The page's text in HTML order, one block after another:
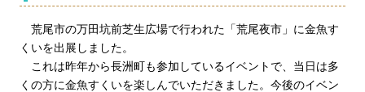
荒尾市の万田坑前芝生広場で行われた「荒尾夜市」に金魚す
くいを出展しました。
これは昨年から長洲町も参加しているイベントで、当日は多
くの方に金魚すくいを楽しんでいただきました。今後のイベン